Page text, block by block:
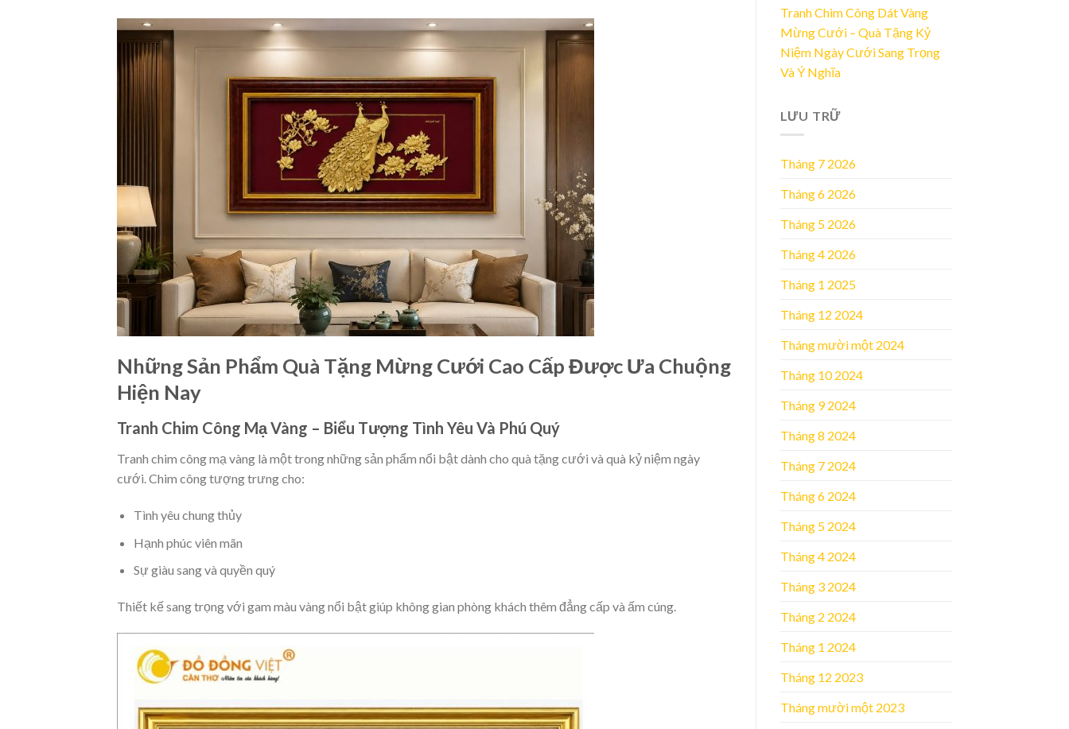
Những Sản Phẩm Quà Tặng Mừng Cưới Cao Cấp Được Ưa Chuộng
Hiện Nay
Tranh Chim Công Mạ Vàng – Biểu Tượng Tình Yêu Và Phú Quý
Tranh chim công mạ vàng là một trong những sản phẩm nổi bật dành cho quà tặng cưới và quà kỷ niệm ngày
cưới. Chim công tượng trưng cho:
Tình yêu chung thủy
Hạnh phúc viên mãn
Sự giàu sang và quyền quý
Thiết kế sang trọng với gam màu vàng nổi bật giúp không gian phòng khách thêm đẳng cấp và ấm cúng.
Tranh Chim Công Dát Vàng
Mừng Cưới – Quà Tặng Kỷ
Niệm Ngày Cưới Sang Trọng
Và Ý Nghĩa
LƯU TRỮ
Tháng 7 2026
Tháng 6 2026
Tháng 5 2026
Tháng 4 2026
Tháng 1 2025
Tháng 12 2024
Tháng mười một 2024
Tháng 10 2024
Tháng 9 2024
Tháng 8 2024
Tháng 7 2024
Tháng 6 2024
Tháng 5 2024
Tháng 4 2024
Tháng 3 2024
Tháng 2 2024
Tháng 1 2024
Tháng 12 2023
Tháng mười một 2023